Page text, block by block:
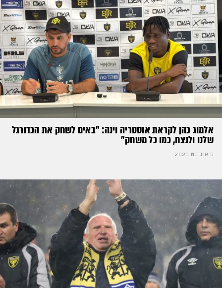
אלמוג כהן לקראת אוסטריה וינה: ״באים לשחק את הכדורגל
שלנו ולנצח, כמו כל משחק״
5 אוגוסט 2026